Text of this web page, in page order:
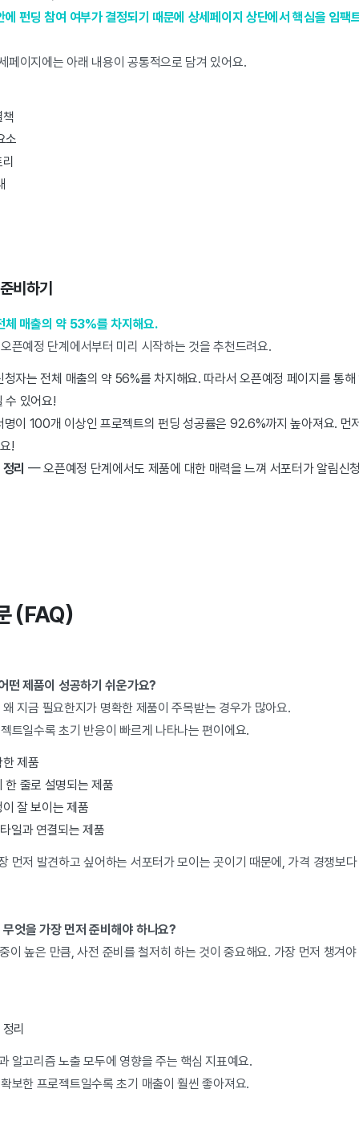
펀딩 참여 여부가 결정되기 때문에 상세페이지 상단에서 핵심을 임팩
페이지에는 아래 내용이 공통적으로 담겨 있어요.
책
소
비하기
체 매출의 약 53%를 차지해요.
픈예정 단계에서부터 미리 시작하는 것을 추천드려요.
자는 전체 매출의 약 56%를 차지해요. 따라서 오픈예정 페이지를 통해
수 있어요!
이 100개 이상인 프로젝트의 펀딩 성공률은 92.6%까지 높아져요. 먼저
!
리 — 오픈예정 단계에서도 제품에 대한 매력을 느껴 서포터가 알림신
(FAQ)
떤 제품이 성공하기 쉬운가요?
지금 필요한지가 명확한 제품이 주목받는 경우가 많아요.
트일수록 초기 반응이 빠르게 나타나는 편이에요.
제품
한 줄로 설명되는 제품
잘 보이는 제품
일과 연결되는 제품
먼저 발견하고 싶어하는 서포터가 모이는 곳이기 때문에, 가격 경쟁보
엇을 가장 먼저 준비해야 하나요?
이 높은 만큼, 사전 준비를 철저히 하는 것이 중요해요. 가장 먼저 챙겨
리
알고리즘 노출 모두에 영향을 주는 핵심 지표예요.
보한 프로젝트일수록 초기 매출이 훨씬 좋아져요.